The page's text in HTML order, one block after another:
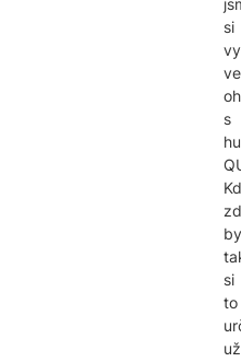
si
s
si
to